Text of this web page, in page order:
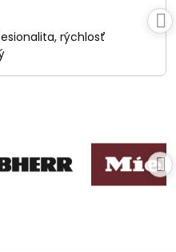
rýchlosť